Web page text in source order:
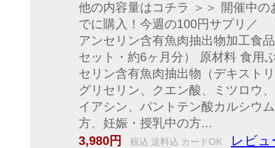
他の内容量はコチラ ＞＞ 開催中
でに購入！今週の100円サプリ／
アンセリン含有魚肉抽出物加工食
セット・約6ヶ月分） 原材料 食用
セリン含有魚肉抽出物（デキスト
グリセリン、クエン酸、ミツロウ
イアシン、パントテン酸カルシウ
方、妊娠・授乳中の方...
3,980円
税込 送料込 カードOK
レビュ